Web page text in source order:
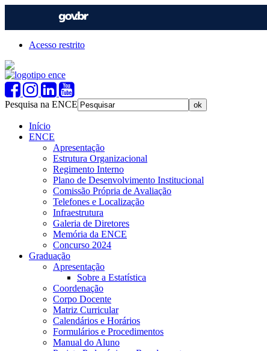
Acesso restrito
Pesquisa na ENCE
Início
ENCE
Apresentação
Estrutura Organizacional
Regimento Interno
Plano de Desenvolvimento Institucional
Comissão Própria de Avaliação
Telefones e Localização
Infraestrutura
Galeria de Diretores
Memória da ENCE
Concurso 2024
Graduação
Apresentação
Sobre a Estatística
Coordenação
Corpo Docente
Matriz Curricular
Calendários e Horários
Formulários e Procedimentos
Manual do Aluno